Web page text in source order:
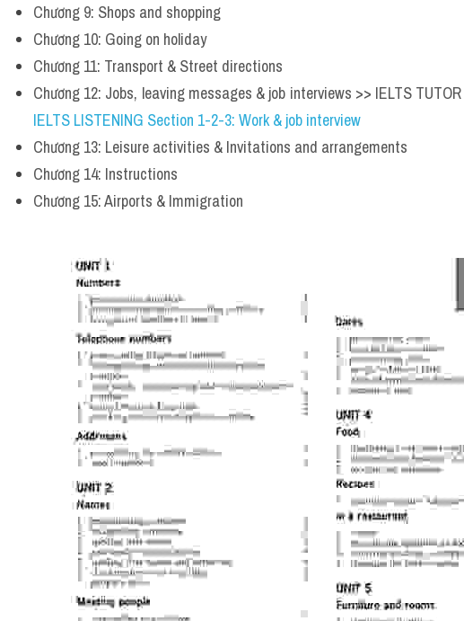
Chương 9: Shops and shopping
Chương 10: Going on holiday
Chương 11: Transport & Street directions
Chương 12: Jobs, leaving messages & job interviews >> IELTS
IELTS LISTENING Section 1-2-3: Work & job interview
Chương 13: Leisure activities & Invitations and arrangements
Chương 14: Instructions
Chương 15: Airports & Immigration